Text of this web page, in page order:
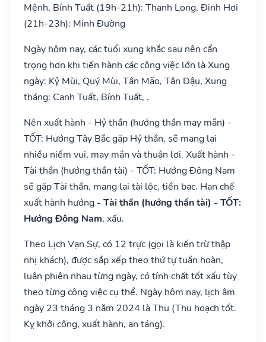
Mệnh, Bính Tuất (19h-21h): Thanh Long, Đinh Hợi
(21h-23h): Minh Đường
Ngày hôm nay, các tuổi xung khắc sau nên cẩn
trọng hơn khi tiến hành các công việc lớn là Xung
ngày: Kỷ Mùi, Quý Mùi, Tân Mão, Tân Dậu, Xung
tháng: Canh Tuất, Bính Tuất, .
Nên xuất hành - Hỷ thần (hướng thần may mắn) -
TỐT: Hướng Tây Bắc gặp Hỷ thần, sẽ mang lại
nhiều niềm vui, may mắn và thuận lợi. Xuất hành -
Tài thần (hướng thần tài) - TỐT: Hướng Đông Nam
sẽ gặp Tài thần, mang lại tài lộc, tiền bạc. Hạn chế
xuất hành hướng - Tài thần (hướng thần tài) - TỐT:
Hướng Đông Nam, xấu.
Theo Lịch Vạn Sự, có 12 trực (gọi là kiến trừ thập
nhị khách), được sắp xếp theo thứ tự tuần hoàn,
luân phiên nhau từng ngày, có tính chất tốt xấu tùy
theo từng công việc cụ thể. Ngày hôm nay, lịch âm
ngày 23 tháng 3 năm 2024 là Thu (Thu hoạch tốt.
Kỵ khởi công, xuất hành, an táng).